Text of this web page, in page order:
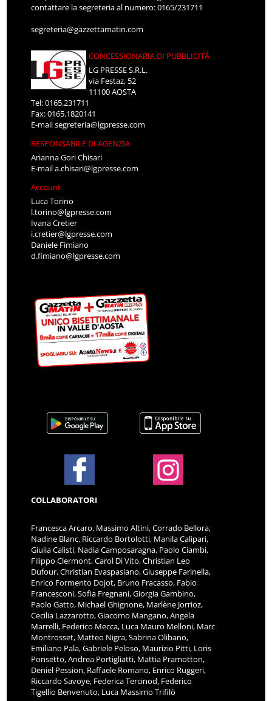
segreteria@gazzettamatin.com
LG PRESSE S.R.L.
via Festaz, 52
11100 AOSTA
Tel: 0165.231711
Fax: 0165.1820141
E-mailsegreteria@lgpresse.com
RESPONSABILE DI AGENZIA
Arianna Gori Chisari
E-maila.chisari@lgpresse.com
Account
Luca Torino
l.torino@lgpresse.com
Ivana Cretier
i.cretier@lgpresse.com
Daniele Fimiano
d.fimiano@lgpresse.com
COLLABORATORI
Nadine Blanc, Riccardo Bortolotti, Manila Calipari,
Giulia Calisti, Nadia Camposaragna, Paolo Ciambi,
Filippo Clermont, Carol Di Vito, Christian Leo
Dufour, Christian Evaspasiano, Giuseppe Farinella,
Enrico Formento Dojot, Bruno Fracasso, Fabio
Francesconi, Sofia Fregnani, Giorgia Gambino,
Paolo Gatto, Michael Ghignone, Marlène Jorrioz,
Cecilia Lazzarotto, Giacomo Mangano, Angela
Marrelli, Federico Mecca, Luca Mauro Melloni, Marc
Montrosset, Matteo Nigra, Sabrina Olibano,
Emiliano Pala, Gabriele Peloso, Maurizio Pitti, Loris
Ponsetto, Andrea Portigliatti, Mattia Pramotton,
Deniel Pession, Raffaele Romano, Enrico Ruggeri,
Riccardo Savoye, Federica Tercinod, Federico
Tigellio Benvenuto, Luca Massimo Trifilò